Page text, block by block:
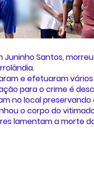
Santos,
e efetuaram
para o crime é
no local
o corpo do
lamentam a morte